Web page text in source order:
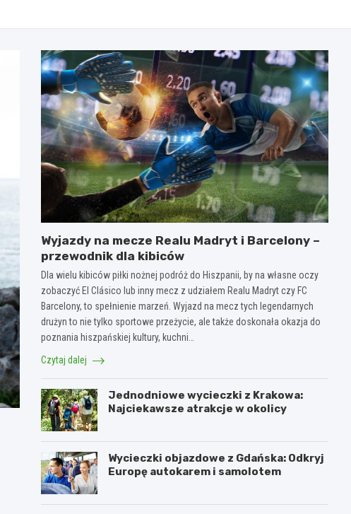
Wyjazdy na mecze Realu Madryt i Barcelony –
przewodnik dla kibiców
Dla wielu kibiców piłki nożnej podróż do Hiszpanii, by na własne oczy
zobaczyć El Clásico lub inny mecz z udziałem Realu Madryt czy FC
Barcelony, to spełnienie marzeń. Wyjazd na mecz tych legendarnych
drużyn to nie tylko sportowe przeżycie, ale także doskonała okazja do
poznania hiszpańskiej kultury, kuchni…
Czytaj dalej
Jednodniowe wycieczki z Krakowa:
Najciekawsze atrakcje w okolicy
Wycieczki objazdowe z Gdańska: Odkryj
Europę autokarem i samolotem